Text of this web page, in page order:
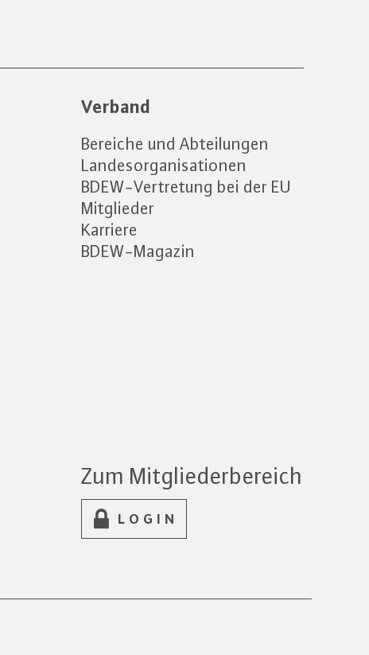
Verband
Bereiche und Abteilungen
Landesorganisationen
BDEW-Vertretung bei der EU
Mitglieder
Karriere
BDEW-Magazin
Zum Mitgliederbereich
LOGIN